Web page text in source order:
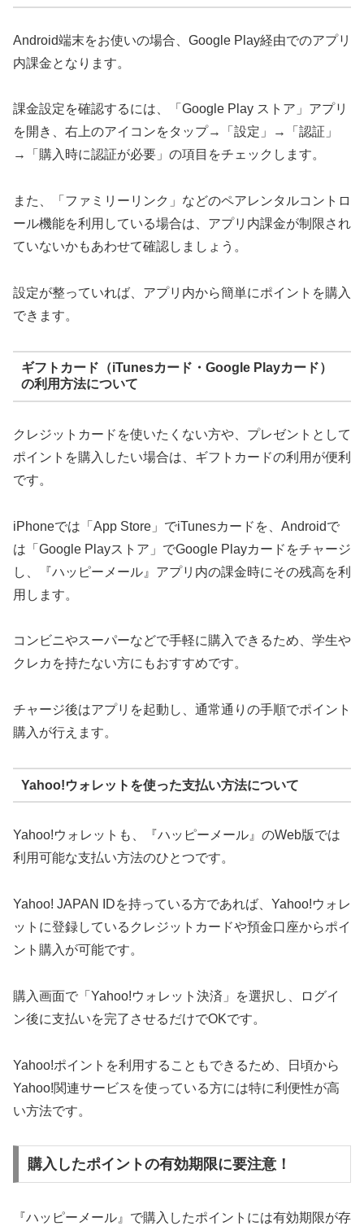
Android端末をお使いの場合、Google Play経由でのアプリ
内課金となります。
課金設定を確認するには、「Google Play ストア」アプリ
を開き、右上のアイコンをタップ→「設定」→「認証」
→「購入時に認証が必要」の項目をチェックします。
また、「ファミリーリンク」などのペアレンタルコントロ
ール機能を利用している場合は、アプリ内課金が制限され
ていないかもあわせて確認しましょう。
設定が整っていれば、アプリ内から簡単にポイントを購入
できます。
ギフトカード（iTunesカード・Google Playカード）
の利用方法について
クレジットカードを使いたくない方や、プレゼントとして
ポイントを購入したい場合は、ギフトカードの利用が便利
です。
iPhoneでは「App Store」でiTunesカードを、Androidで
は「Google Playストア」でGoogle Playカードをチャージ
し、『ハッピーメール』アプリ内の課金時にその残高を利
用します。
コンビニやスーパーなどで手軽に購入できるため、学生や
クレカを持たない方にもおすすめです。
チャージ後はアプリを起動し、通常通りの手順でポイント
購入が行えます。
Yahoo!ウォレットを使った支払い方法について
Yahoo!ウォレットも、『ハッピーメール』のWeb版では
利用可能な支払い方法のひとつです。
Yahoo! JAPAN IDを持っている方であれば、Yahoo!ウォレ
ットに登録しているクレジットカードや預金口座からポイ
ント購入が可能です。
購入画面で「Yahoo!ウォレット決済」を選択し、ログイ
ン後に支払いを完了させるだけでOKです。
Yahoo!ポイントを利用することもできるため、日頃から
Yahoo!関連サービスを使っている方には特に利便性が高
い方法です。
購入したポイントの有効期限に要注意！
『ハッピーメール』で購入したポイントには有効期限が存